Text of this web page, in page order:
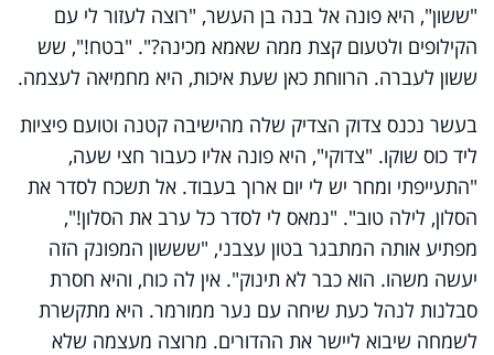
"ששון", היא פונה אל בנה בן העשר, "רוצה לעזור לי עם
הקילופים ולטעום קצת ממה שאמא מכינה?". "בטח!", שש
ששון לעברה. הרווחת כאן שעת איכות, היא מחמיאה לעצמה.
בעשר נכנס צדוק הצדיק שלה מהישיבה קטנה וטועם פיציות
ליד כוס שוקו. "צדוקי", היא פונה אליו כעבור חצי שעה,
"התעייפתי ומחר יש לי יום ארוך בעבוד. אל תשכח לסדר את
הסלון, לילה טוב". "נמאס לי לסדר כל ערב את הסלון!",
מפתיע אותה המתבגר בטון עצבני, "שששון המפונק הזה
יעשה משהו. הוא כבר לא תינוק". אין לה כוח, והיא חסרת
סבלנות לנהל כעת שיחה עם נער ממורמר. היא מתקשרת
לשמחה שיבוא ליישר את ההדורים. מרוצה מעצמה שלא